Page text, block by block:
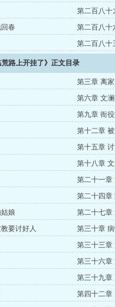
第二百八十
春 第二百八十
第二百八十
荒路上开挂了》正文目录
第三章 离家
第六章 文
第九章 衙
第十二章
第十五章
第十八章
第二十一章
第二十四章
娘 第二十七章
要讨好人 第三十章
第三十三章
第三十六章
第三十九章
第四十二章